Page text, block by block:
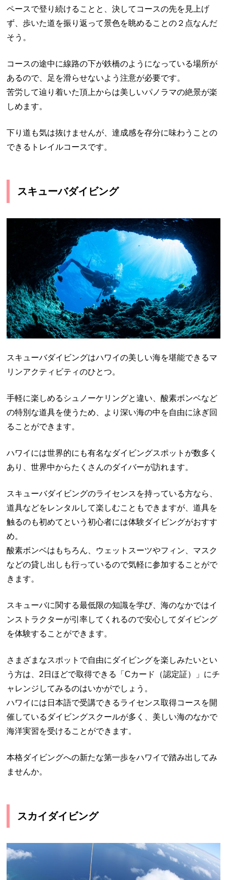
ペースで登り続けることと、決してコースの先を見上げ
ず、歩いた道を振り返って景色を眺めることの２点なんだ
そう。
コースの途中に線路の下が鉄橋のようになっている場所が
あるので、足を滑らせないよう注意が必要です。
苦労して辿り着いた頂上からは美しいパノラマの絶景が楽
しめます。
下り道も気は抜けませんが、達成感を存分に味わうことの
できるトレイルコースです。
スキューバダイビング
スキューバダイビングはハワイの美しい海を堪能できるマ
リンアクティビティのひとつ。
手軽に楽しめるシュノーケリングと違い、酸素ボンベなど
の特別な道具を使うため、より深い海の中を自由に泳ぎ回
ることができます。
ハワイには世界的にも有名なダイビングスポットが数多く
あり、世界中からたくさんのダイバーが訪れます。
スキューバダイビングのライセンスを持っている方なら、
道具などをレンタルして楽しむこともできますが、道具を
触るのも初めてという初心者には体験ダイビングがおすす
め。
酸素ボンベはもちろん、ウェットスーツやフィン、マスク
などの貸し出しも行っているので気軽に参加することがで
きます。
スキューバに関する最低限の知識を学び、海のなかではイ
ンストラクターが引率してくれるので安心してダイビング
を体験することができます。
さまざまなスポットで自由にダイビングを楽しみたいとい
う方は、2日ほどで取得できる「Cカード（認定証）」にチ
ャレンジしてみるのはいかがでしょう。
ハワイには日本語で受講できるライセンス取得コースを開
催しているダイビングスクールが多く、美しい海のなかで
海洋実習を受けることができます。
本格ダイビングへの新たな第一歩をハワイで踏み出してみ
ませんか。
スカイダイビング